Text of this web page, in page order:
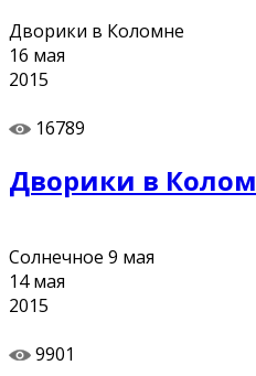
Дворики в Коломне
16 мая
2015
16789
Дворики в
Солнечное 9 мая
14 мая
2015
9901